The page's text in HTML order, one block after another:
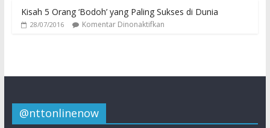
Kisah 5 Orang ‘Bodoh’ yang Paling Sukses di Dunia
28/07/2016 Komentar Dinonaktifkan
@nttonlinenow